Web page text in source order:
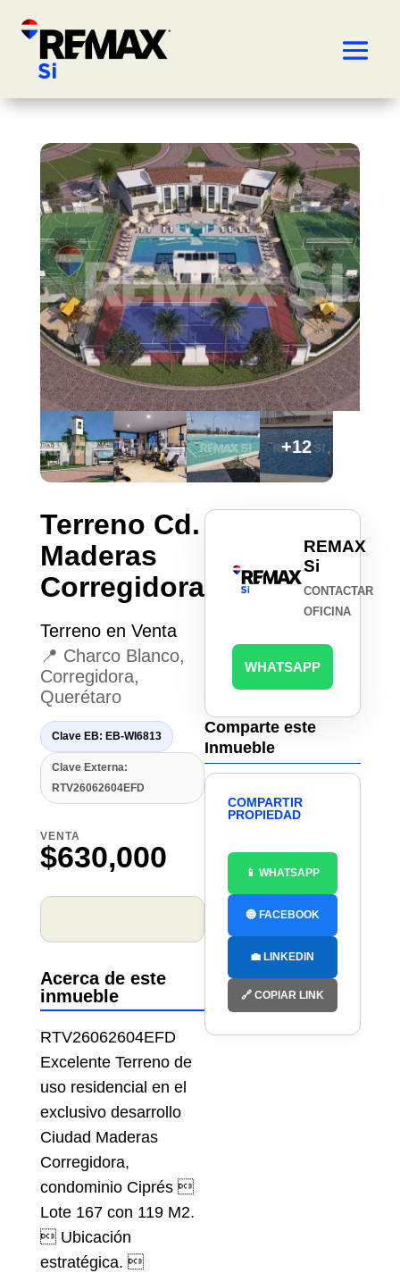
+12
Terreno Cd.
Maderas
Corregidora
Terreno en Venta
📍 Charco Blanco,
Corregidora,
Querétaro
Clave EB: EB-WI6813
Clave Externa:
RTV26062604EFD
VENTA
$630,000
Acerca de este
inmueble
RTV26062604EFD
Excelente Terreno de
uso residencial en el
exclusivo desarrollo
Ciudad Maderas
Corregidora,
condominio Ciprés 
Lote 167 con 119 M2.
 Ubicación
estratégica. 
REMAX
Si
CONTACTAR
OFICINA
WHATSAPP
Comparte este
Inmueble
COMPARTIR
PROPIEDAD
📱 WHATSAPP
🔵 FACEBOOK
💼 LINKEDIN
🔗 COPIAR LINK